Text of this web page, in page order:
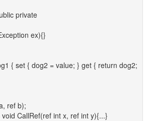
private
ex){}
{ set { dog2 = value; } get { return dog2;
ref b);
CallRef(ref int x, ref int y){...}